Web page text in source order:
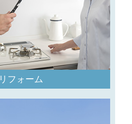
リフォーム